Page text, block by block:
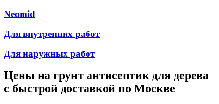
Neomid
Для внутренних работ
Для наружных работ
Цены на грунт антисептик для дерева
с быстрой доставкой по Москве